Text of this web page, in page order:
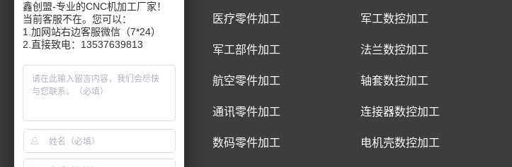
CNC铝合金加工
CNC钛合金加工
CNC精密件加工
CNC五金件加工
医疗零件加工
军工部件加工
航空零件加工
通讯零件加工
数码零件加工
军工数控加工
法兰数控加工
轴套数控加工
连接器数控加工
电机壳数控加工
鑫创盟-专业的CNC机加工厂家！
当前客服不在。您可以：
1.加网站右边客服微信（7*24）
2.直接致电：13537639813